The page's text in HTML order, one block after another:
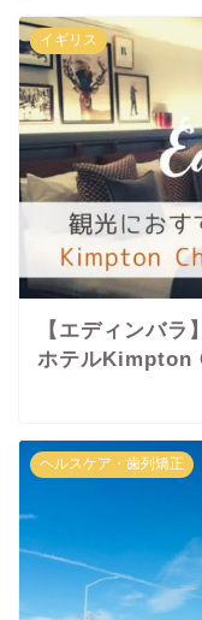
イギリス
【エディンバ
ホテルKimpton
ヘルスケア・歯列矯正